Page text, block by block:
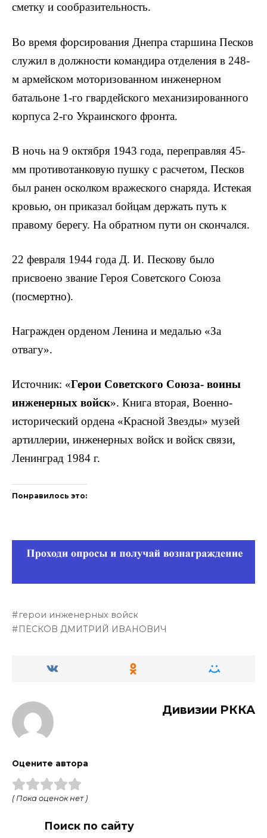
сметку и сообразительность.
Во время форсирования Днепра старшина Песков
служил в должности командира отделения в 248-
м армейском моторизован­ном инженерном
батальоне 1-го гвардейского механизированного
корпуса 2-го Украинского фронта.
В ночь на 9 октября 1943 года, переправляя 45-
мм противотан­ковую пушку с расчетом, Песков
был ранен осколком вражеского снаряда. Истекая
кровью, он приказал бойцам держать путь к
правому берегу. На обратном пути он скончался.
22 февраля 1944 года Д. И. Пескову было
присвоено звание Героя Советского Союза
(посмертно).
Награжден орденом Ленина и медалью «За
отвагу».
Источник: «Герои Советского Союза- воины
инженер­ных войск». Книга вторая, Военно-
исторический ордена «Красной Звезды» музей
артиллерии, инженерных войск и войск связи,
Ленинград 1984 г.
Понравилось это:
герои инженерных войск
ПЕСКОВ ДМИТРИЙ ИВАНОВИЧ
Дивизии РККА
Оцените автора
( Пока оценок нет )
Поиск по сайту